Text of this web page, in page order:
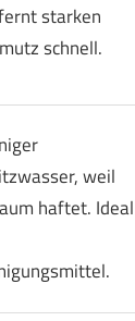
starken
schnell.
weil
haftet. Ideal